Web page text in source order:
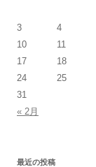
3
4
10
11
17
18
24
25
31
« 2月
最近の投稿